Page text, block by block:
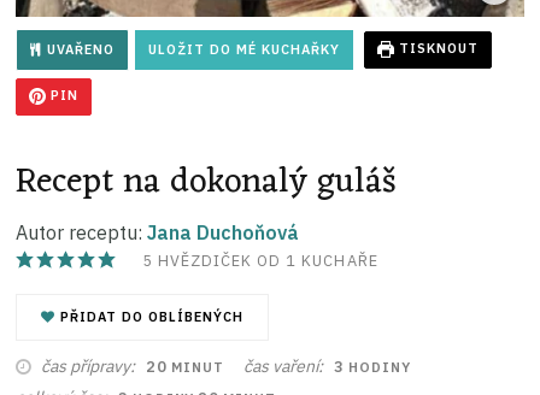
UVAŘENO ULOŽIT DO MÉ KUCHAŘKY TISKNOUT
PIN
Recept na dokonalý guláš
Autor receptu: Jana Duchoňová
5 HVĚZDIČEK OD 1 KUCHAŘE
PŘIDAT DO OBLÍBENÝCH
čas přípravy 20 MINUT
MINUT čas vaření 3 HODINY
HODINY